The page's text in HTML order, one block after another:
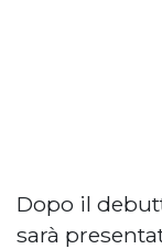
Dopo il
sarà